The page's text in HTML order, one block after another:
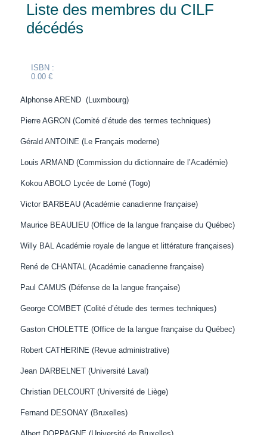
Liste des membres du CILF
décédés
ISBN :
0.00 €
Alphonse AREND (Luxmbourg)
Pierre AGRON (Comité d’étude des termes techniques)
Gérald ANTOINE (Le Français moderne)
Louis ARMAND (Commission du dictionnaire de l’Académie)
Kokou ABOLO Lycée de Lomé (Togo)
Victor BARBEAU (Académie canadienne française)
Maurice BEAULIEU (Office de la langue française du Québec)
Willy BAL Académie royale de langue et littérature françaises)
René de CHANTAL (Académie canadienne française)
Paul CAMUS (Défense de la langue française)
George COMBET (Colité d’étude des termes techniques)
Gaston CHOLETTE (Office de la langue française du Québec)
Robert CATHERINE (Revue administrative)
Jean DARBELNET (Université Laval)
Christian DELCOURT (Université de Liège)
Fernand DESONAY (Bruxelles)